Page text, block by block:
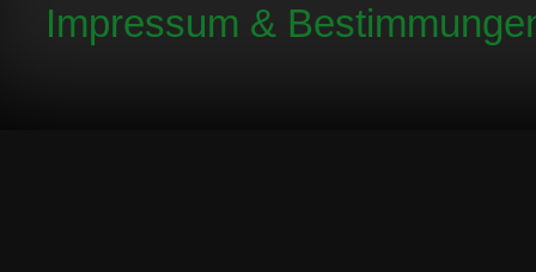
Impressum &